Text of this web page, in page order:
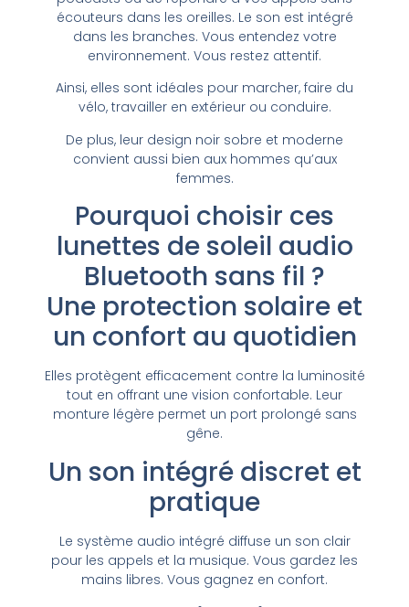
écouteurs dans les oreilles. Le son est intégré
dans les branches. Vous entendez votre
environnement. Vous restez attentif.
Ainsi, elles sont idéales pour marcher, faire du
vélo, travailler en extérieur ou conduire.
De plus, leur design noir sobre et moderne
convient aussi bien aux hommes qu’aux
femmes.
Pourquoi choisir ces
lunettes de soleil audio
Bluetooth sans fil ?
Une protection solaire et
un confort au quotidien
Elles protègent efficacement contre la luminosité
tout en offrant une vision confortable. Leur
monture légère permet un port prolongé sans
gêne.
Un son intégré discret et
pratique
Le système audio intégré diffuse un son clair
pour les appels et la musique. Vous gardez les
mains libres. Vous gagnez en confort.